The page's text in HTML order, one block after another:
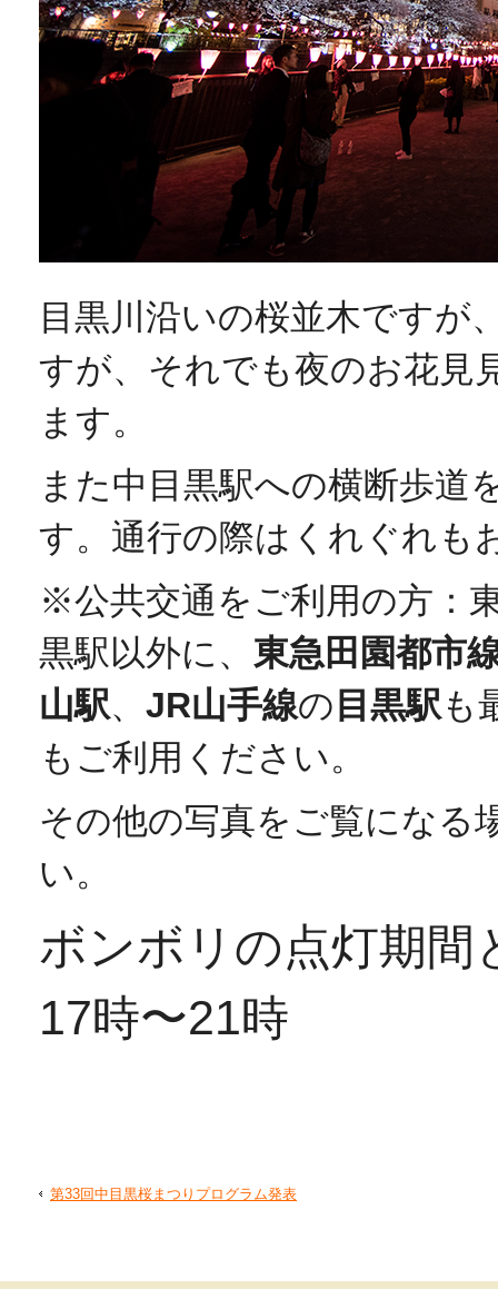
目黒川沿いの桜並木ですが
すが、それでも夜のお花見
ます。
また中目黒駅への横断歩道
す。通行の際はくれぐれも
※公共交通をご利用の方：
黒駅以外に、 東急田園都市
山駅、 JR山手線の 目黒駅も
もご利用ください。
その他の写真をご覧になる
い。
ボンボリの点灯期間
17時〜21時
第33回中目黒桜まつりプログラム発表